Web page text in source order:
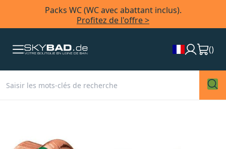
Packs WC (WC avec abattant inclus).
Profitez de l'offre >
()